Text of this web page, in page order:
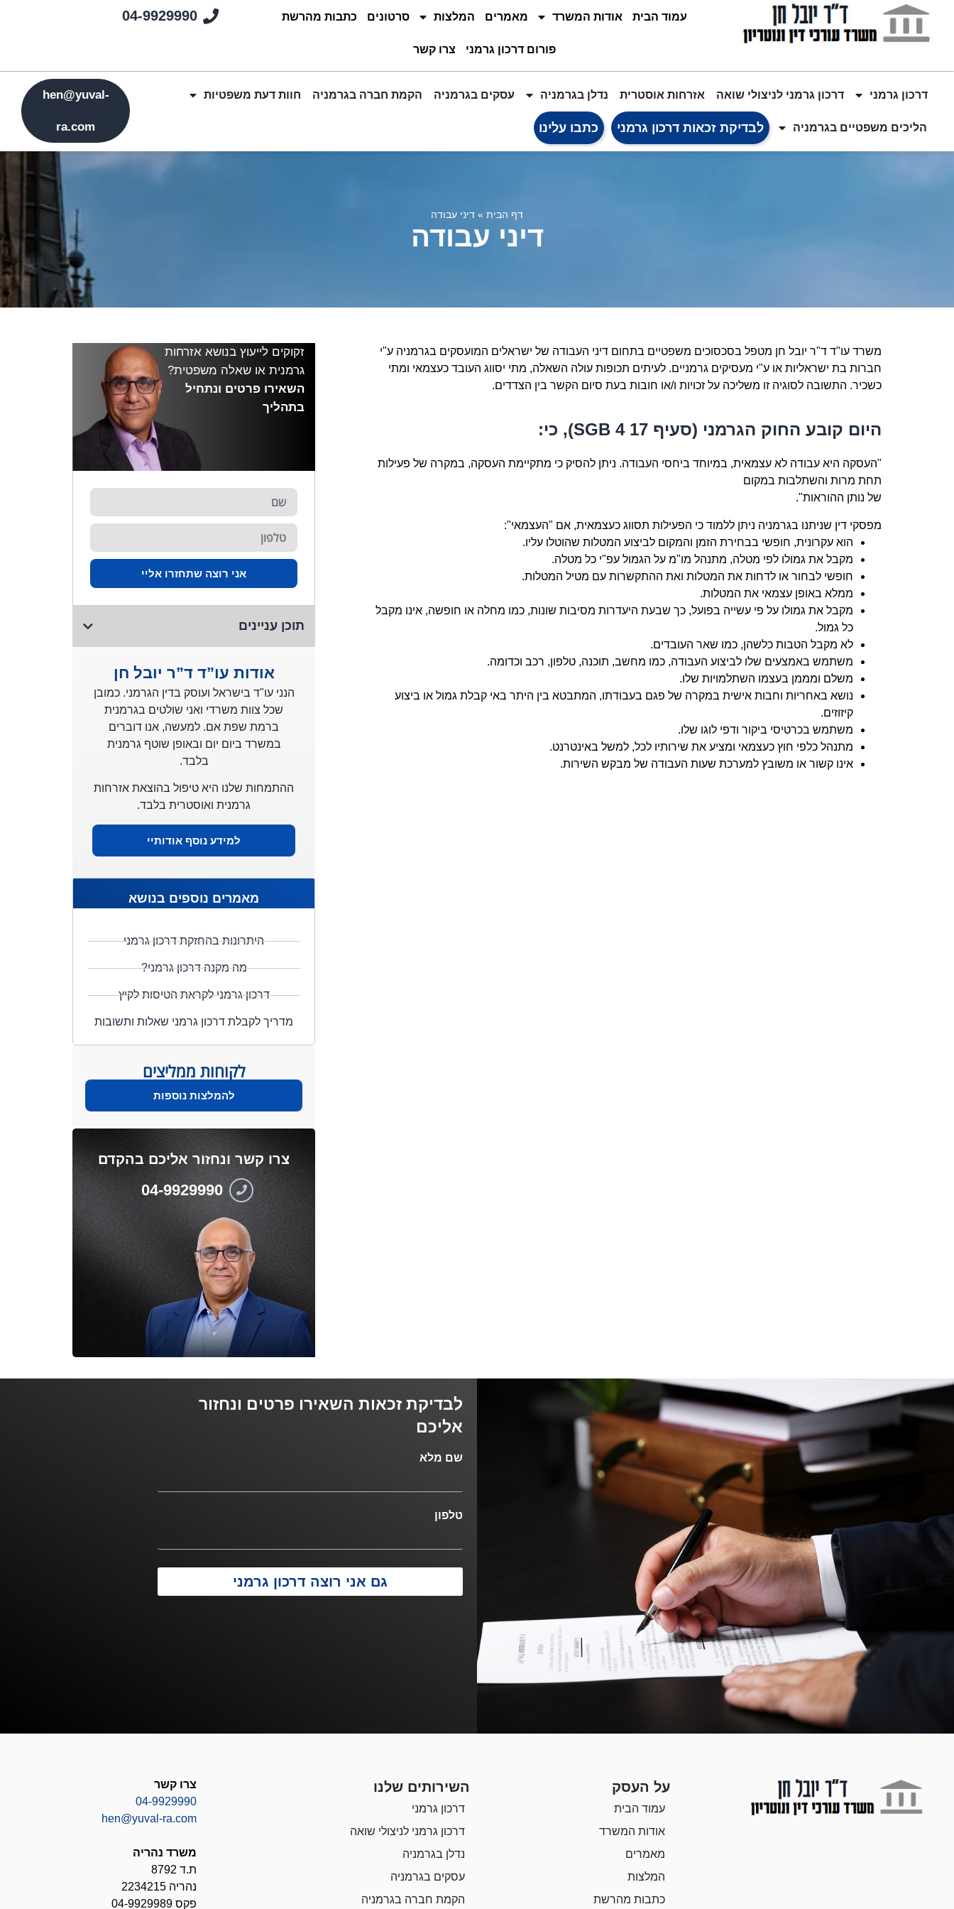
עמוד הבית אודות המשרד מאמרים המלצות סרטונים כתבות מהרשת
פורום דרכון גרמני צרו קשר
04-9929990
דרכון גרמני דרכון גרמני לניצולי שואה אזרחות אוסטרית נדלן בגרמניה עסקים בגרמניה הקמת חברה בגרמניה חוות דעת משפטיות
הליכים משפטיים בגרמניה לבדיקת זכאות דרכון גרמני כתבו עלינו
hen@yuval-
ra.com
דף הבית » דיני עבודה
דיני עבודה
משרד עו"ד ד"ר יובל חן מטפל בסכסוכים משפטיים בתחום דיני העבודה של ישראלים המועסקים בגרמניה ע"י
חברות בת ישראליות או ע"י מעסיקים גרמניים. לעיתים תכופות עולה השאלה, מתי יסווג העובד כעצמאי ומתי
כשכיר. התשובה לסוגיה זו משליכה על זכויות ו/או חובות בעת סיום הקשר בין הצדדים.
היום קובע החוק הגרמני (סעיף 17 SGB 4), כי:
"העסקה היא עבודה לא עצמאית, במיוחד ביחסי העבודה. ניתן להסיק כי מתקיימת העסקה, במקרה של פעילות
תחת מרות והשתלבות במקום
של נותן ההוראות".
מפסקי דין שניתנו בגרמניה ניתן ללמוד כי הפעילות תסווג כעצמאית, אם "העצמאי":
הוא עקרונית, חופשי בבחירת הזמן והמקום לביצוע המטלות שהוטלו עליו.
מקבל את גמולו לפי מטלה, מתנהל מו"מ על הגמול עפ"י כל מטלה.
חופשי לבחור או לדחות את המטלות ואת ההתקשרות עם מטיל המטלות.
ממלא באופן עצמאי את המטלות.
מקבל את גמולו על פי עשייה בפועל, כך שבעת היעדרות מסיבות שונות, כמו מחלה או חופשה, אינו מקבל
כל גמול.
לא מקבל הטבות כלשהן, כמו שאר העובדים.
משתמש באמצעים שלו לביצוע העבודה, כמו מחשב, תוכנה, טלפון, רכב וכדומה.
משלם ומממן בעצמו השתלמויות שלו.
נושא באחריות וחבות אישית במקרה של פגם בעבודתו, המתבטא בין היתר באי קבלת גמול או ביצוע
קיזוזים.
משתמש בכרטיסי ביקור ודפי לוגו שלו.
מתנהל כלפי חוץ כעצמאי ומציע את שירותיו לכל, למשל באינטרנט.
אינו קשור או משובץ למערכת שעות העבודה של מבקש השירות.
זקוקים לייעוץ בנושא אזרחות
גרמנית או שאלה משפטית?
השאירו פרטים ונתחיל
בתהליך
אני רוצה שתחזרו אליי
תוכן עניינים
אודות עו”ד ד”ר יובל חן
הנני עו"ד בישראל ועוסק בדין הגרמני. כמובן
שכל צוות משרדי ואני שולטים בגרמנית
ברמת שפת אם. למעשה, אנו דוברים
במשרד ביום יום ובאופן שוטף גרמנית
בלבד.
ההתמחות שלנו היא טיפול בהוצאת אזרחות
גרמנית ואוסטרית בלבד.
למידע נוסף אודותיי
מאמרים נוספים בנושא
היתרונות בהחזקת דרכון גרמני
מה מקנה דרכון גרמני?
דרכון גרמני לקראת הטיסות לקיץ
מדריך לקבלת דרכון גרמני שאלות ותשובות
לקוחות ממליצים
להמלצות נוספות
צרו קשר ונחזור אליכם בהקדם
04-9929990
לבדיקת זכאות השאירו פרטים ונחזור
אליכם
שם מלא
טלפון
גם אני רוצה דרכון גרמני
על העסק
עמוד הבית
אודות המשרד
מאמרים
המלצות
כתבות מהרשת
השירותים שלנו
דרכון גרמני
דרכון גרמני לניצולי שואה
נדלן בגרמניה
עסקים בגרמניה
הקמת חברה בגרמניה
צרו קשר
04-9929990
hen@yuval-ra.com
משרד נהריה
ת.ד 8792
נהריה 2234215
פקס 04-9929989